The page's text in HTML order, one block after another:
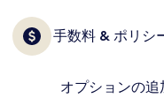
手数料 & ポリシ
オプションの追